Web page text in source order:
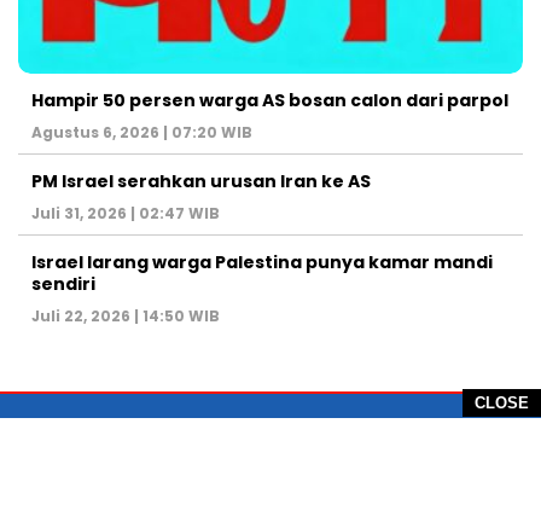
CLOSE
Hampir 50 persen warga AS bosan calon dari parpol
Agustus 6, 2026 | 07:20 WIB
PM Israel serahkan urusan Iran ke AS
Juli 31, 2026 | 02:47 WIB
Israel larang warga Palestina punya kamar mandi
sendiri
Juli 22, 2026 | 14:50 WIB